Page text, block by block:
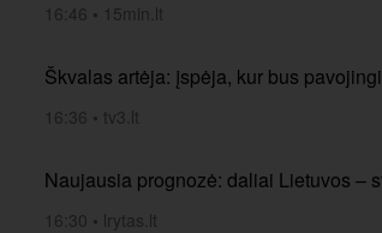
16:46 • 15min.lt
Škvalas artėja: įspėja, kur bus
16:36 • tv3.lt
Naujausia prognozė: daliai Lietuvos –
16:30 • lrytas.lt